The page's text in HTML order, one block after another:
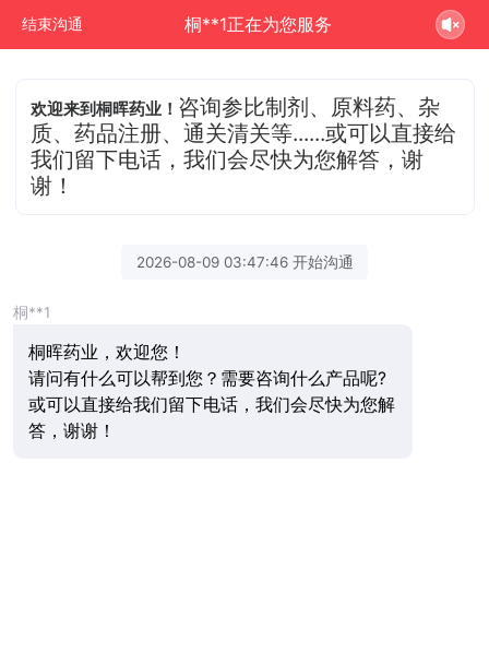
结束沟通 桐**1正在为您服务
欢迎来到桐晖药业！ 咨询参比制剂、原料药、杂
质、药品注册、通关清关等......或可以直接给
我们留下电话，我们会尽快为您解答，谢
谢！
2026-08-09 03:47:46 开始沟通
桐**1
桐晖药业，欢迎您！
请问有什么可以帮到您？需要咨询什么产品呢?
或可以直接给我们留下电话，我们会尽快为您解
答，谢谢！